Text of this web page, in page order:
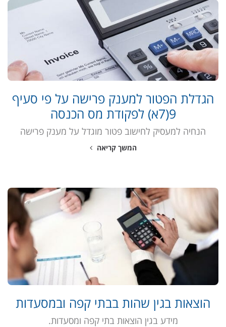
הגדלת הפטור למענק פרישה על פי סעיף
9(7א) לפקודת מס הכנסה
הנחיה למעסיק לחישוב פטור מוגדל על מענק פרישה
המשך קריאה
הוצאות בגין שהות בבתי קפה ובמסעדות
מידע בגין הוצאות בתי קפה ומסעדות.